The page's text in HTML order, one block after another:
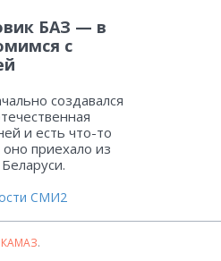
БАЗ — в
с
создавался
и есть что-то
приехало из
СМИ2
КАМАЗ.